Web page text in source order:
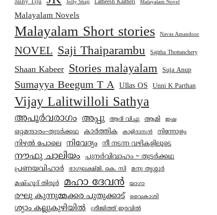
Jainy Tiju Jolly Shaji Latheesh Kaitheri Malayalam Novel
Malayalam Novels
Malayalam Short stories Navas Amandoor
NOVEL Saji Thaiparambu Sajitha Thottanchery
Shaan Kabeer Stories malayalam Suja Anup
Sumayya Beegum T A Ullas OS Unni K Parthan
Vijay Lalitwilloli Sathya
അപൂർവരാഗം അപ്പു ആദി വിച്ചു ആമി ഇഷ
ഒറ്റമന്ദാരം~തുടർക്കഥ കാര്‍ത്തിക കാളിദാസൻ നിന്നോളം
നിഴൽ പോലെ നിവേദ്യം നീ നടന്ന വഴികളിലൂടെ
നൗഫു ചാലിയം പുനർവിവാഹം ~ തുടർക്കഥ
പ്രണയവിഹാർ ഭാഗ്യലക്ഷ്മി. കെ. സി
മനു തൃശ്ശൂർ
മഷ്ഹൂദ് തിരൂർ
മഹാ ദേവൻ യാഗാ
രഘു കുന്നുമ്മക്കര പുതുക്കാട് വൈകാശി
ശ്യാം കല്ലുകുഴിയിൽ ശ്രീജിത്ത് ഇരവിൽ